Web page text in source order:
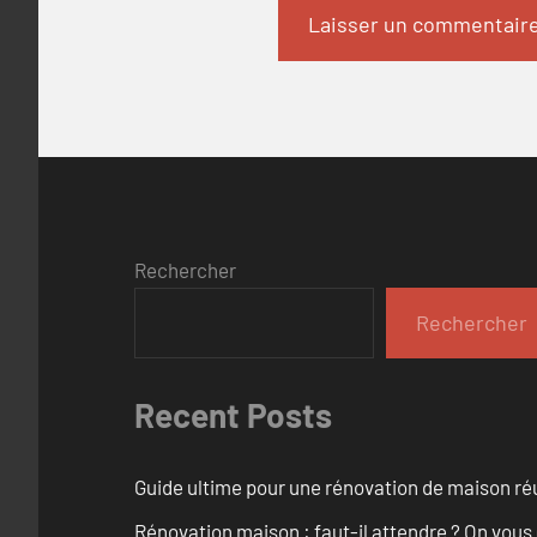
Rechercher
Rechercher
Recent Posts
Guide ultime pour une rénovation de maison
Rénovation maison : faut-il attendre ? On vous